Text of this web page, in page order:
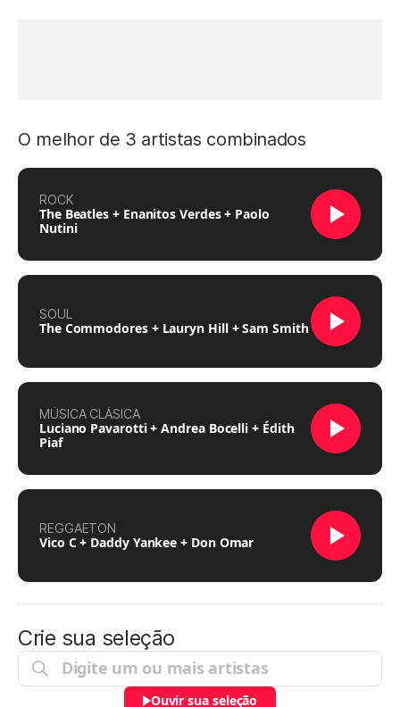
O melhor de 3 artistas combinados
ROCK
The Beatles + Enanitos Verdes + Paolo
Nutini
SOUL
The Commodores + Lauryn Hill + Sam Smith
MÚSICA CLÁSICA
Luciano Pavarotti + Andrea Bocelli + Édith
Piaf
REGGAETON
Vico C + Daddy Yankee + Don Omar
Crie sua seleção
Ouvir sua seleção